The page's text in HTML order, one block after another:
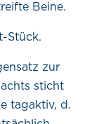
Beine.
Stück.
zur
sticht
tagaktiv, d.